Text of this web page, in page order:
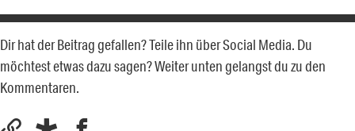
Dir hat der Beitrag gefallen? Teile ihn über Social Media. Du
möchtest etwas dazu sagen? Weiter unten gelangst du zu den
Kommentaren.